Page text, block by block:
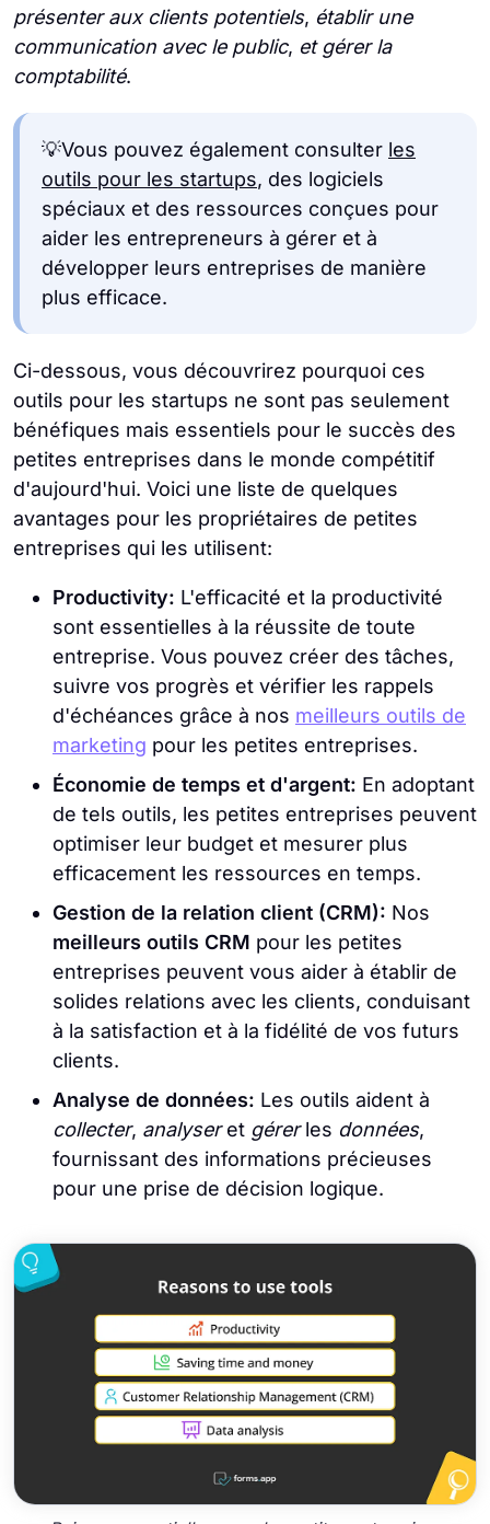
présenter aux clients potentiels, établir une
communication avec le public, et gérer la
comptabilité.
💡Vous pouvez également consulter les
outils pour les startups, des logiciels
spéciaux et des ressources conçues pour
aider les entrepreneurs à gérer et à
développer leurs entreprises de manière
plus efficace.
Ci-dessous, vous découvrirez pourquoi ces
outils pour les startups ne sont pas seulement
bénéfiques mais essentiels pour le succès des
petites entreprises dans le monde compétitif
d'aujourd'hui. Voici une liste de quelques
avantages pour les propriétaires de petites
entreprises qui les utilisent:
Productivity: L'efficacité et la productivité
sont essentielles à la réussite de toute
entreprise. Vous pouvez créer des tâches,
suivre vos progrès et vérifier les rappels
d'échéances grâce à nos meilleurs outils de
marketing pour les petites entreprises.
Économie de temps et d'argent: En adoptant
de tels outils, les petites entreprises peuvent
optimiser leur budget et mesurer plus
efficacement les ressources en temps.
Gestion de la relation client (CRM): Nos
meilleurs outils CRM pour les petites
entreprises peuvent vous aider à établir de
solides relations avec les clients, conduisant
à la satisfaction et à la fidélité de vos futurs
clients.
Analyse de données: Les outils aident à
collecter, analyseret gérerles données,
fournissant des informations précieuses
pour une prise de décision logique.